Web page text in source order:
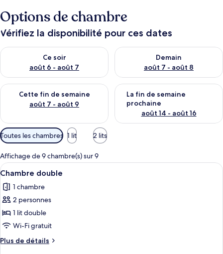
Options de chambre
Vérifiez la disponibilité pour ces dates
Ce soir
août 6 - août 7
Vérifier la disponibilité pour ce soir août 6 - août 7
Demain
août 7 - août 8
Vérifier la disponibilité pour
Cette fin de semaine
août 7 - août 9
Vérifier la disponibilité pour cette fin de semaine août 7 -
La fin de semaine
prochaine
août 14 - août 16
Vérifier la disponibilité pour
Filtres
disponibles
pour
les
chambres
Toutes les chambres 1 lit 2 lits
Affichage de 9 chambre(s) sur 9
Afficher
toutes
les
photos
pour
ce
type
de
Une chambre d’hôtel équipée d’un
10
Chambre double
1 chambre
2 personnes
1 lit double
Wi-Fi gratuit
Plus de détails
Plus